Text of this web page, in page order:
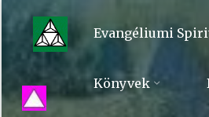
to
content
Evangéliumi
Spiritizmus
Evangéliumi
Könyvek